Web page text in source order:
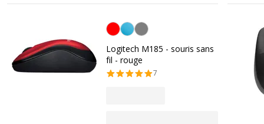
Rouge
Logitech M185 - souris sans
fil - rouge
7